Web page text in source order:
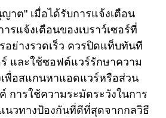
าต" เมื่อได้รับการแจ้งเตือน
รแจ้งเตือนของเบราว์เซอร์ที่
อย่างรวดเร็ว ควรปิดแท็บทันที
ร์ และใช้ซอฟต์แวร์รักษาความ
พื่อสแกนหาแอดแวร์หรือส่วน
การใช้ความระมัดระวังในการ
นวทางป้องกันที่ดีที่สุดจากกลวิธี